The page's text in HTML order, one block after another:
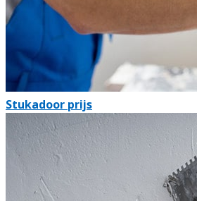
Stukadoor prijs